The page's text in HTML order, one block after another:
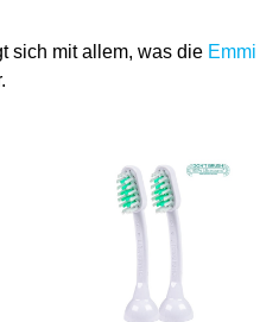
sich mit allem, was die